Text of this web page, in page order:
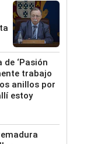
‘Pasión
trabajo
anillos por
estoy